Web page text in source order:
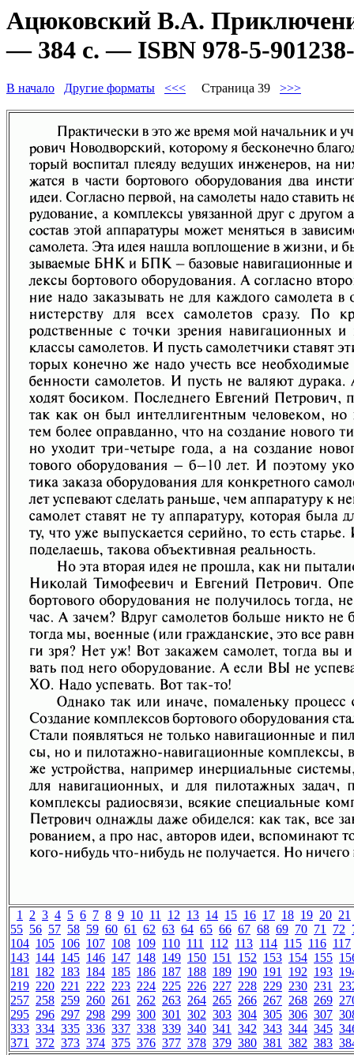
Ацюковский В.А.
— 384 с. — ISBN 978-5-
В начало Другие форматы <<< Страница 39 >>>
1 2 3 4 5 6 7 8 9 10 11 12 13 14 15 16 17 18 19 20 21
55 56 57 58 59 60 61 62 63 64 65 66 67 68 69 70 71 72
104 105 106 107 108 109 110 111 112 113 114 115 116 117
143 144 145 146 147 148 149 150 151 152 153 154 155
181 182 183 184 185 186 187 188 189 190 191 192 193
219 220 221 222 223 224 225 226 227 228 229 230 231
257 258 259 260 261 262 263 264 265 266 267 268 269
295 296 297 298 299 300 301 302 303 304 305 306 307
333 334 335 336 337 338 339 340 341 342 343 344 345
371 372 373 374 375 376 377 378 379 380 381 382 383